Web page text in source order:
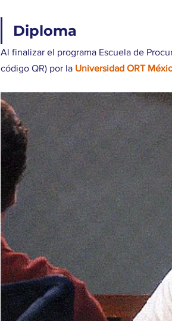
Diploma
Al finalizar el programa Escuela de
código QR) por la Universidad ORT